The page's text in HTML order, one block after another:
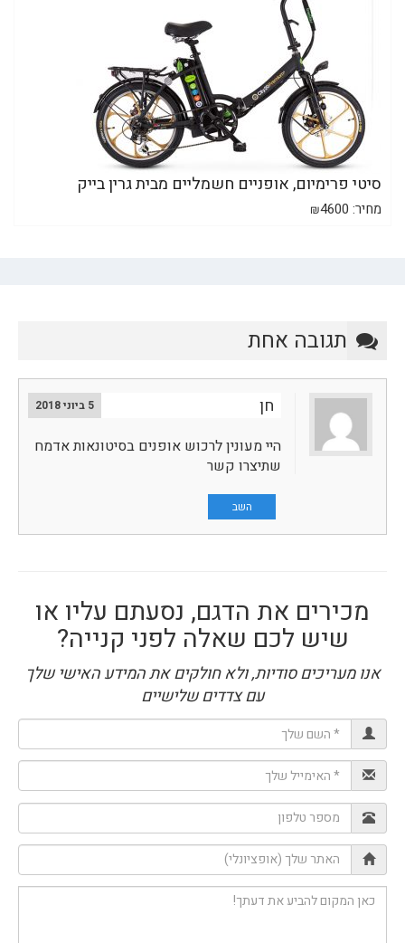
סיטי פרימיום, אופניים חשמליים מבית גרין בייק
מחיר: ₪4600
תגובה אחת
חן
היי מעונין לרכוש אופנים בסיטונאות אדמח
שתיצרו קשר
השב
מכירים את הדגם, נסעתם עליו או
שיש לכם שאלה לפני קנייה?
אנו מעריכים סודיות, ולא חולקים את המידע האישי שלך
עם צדדים שלישיים